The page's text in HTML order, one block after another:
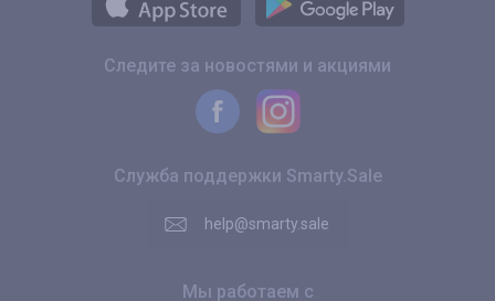
Следите за новостями и акциями
Служба поддержки Smarty.Sale
help@smarty.sale
Мы работаем с